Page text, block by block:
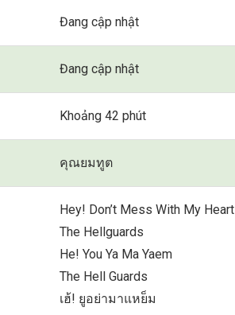
Đang cập nhật
Đang cập nhật
Khoảng 42 phút
คุณยมทูต
Hey! Don’t Mess With My Heart
The Hellguards
He! You Ya Ma Yaem
The Hell Guards
เฮ้! ยูอย่ามาแหย็ม